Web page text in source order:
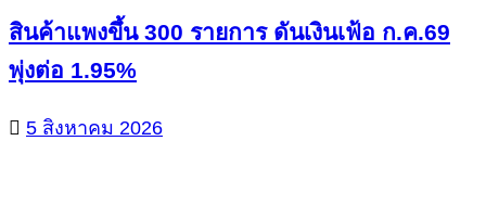
สินค้าแพงขึ้น 300 รายการ ดันเงินเฟ้อ ก.ค.69
พุ่งต่อ 1.95%
5 สิงหาคม 2026